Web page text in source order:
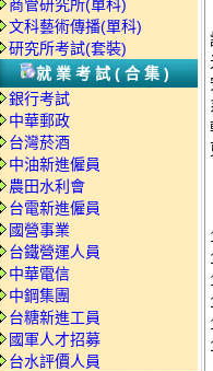
商管研究所(單科)
文科藝術傳播(單科)
研究所考試(套裝)
就業考試(合集)
銀行考試
中華郵政
台灣菸酒
中油新進僱員
農田水利會
台電新進僱員
國營事業
台鐵營運人員
中華電信
中鋼集團
台糖新進工員
國軍人才招募
台水評價人員